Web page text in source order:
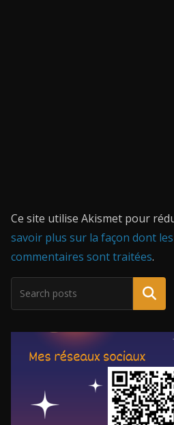
Ce site utilise Akismet pour
savoir plus sur la façon dont
commentaires sont traitées.